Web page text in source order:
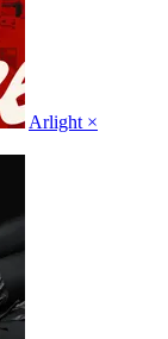
Arlight ×